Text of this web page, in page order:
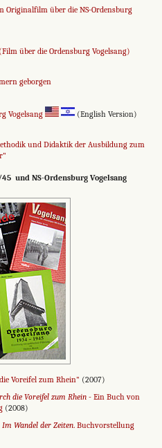
Originalfilm über die NS-Ordensburg
über die Ordensburg Vogelsang)
geborgen
Vogelsang (English Version)
und Didaktik der Ausbildung zum
und NS-Ordensburg Vogelsang
Voreifel zum Rhein" (2007)
die Voreifel zum Rhein - Ein Buch von
(2008)
Im Wandel der Zeiten. Buchvorstellung